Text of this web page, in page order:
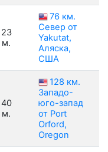
23
м.
76 км.
Север от
Yakutat,
Аляска,
США
40
м.
128 км.
Западо-
юго-запад
от Port
Orford,
Oregon